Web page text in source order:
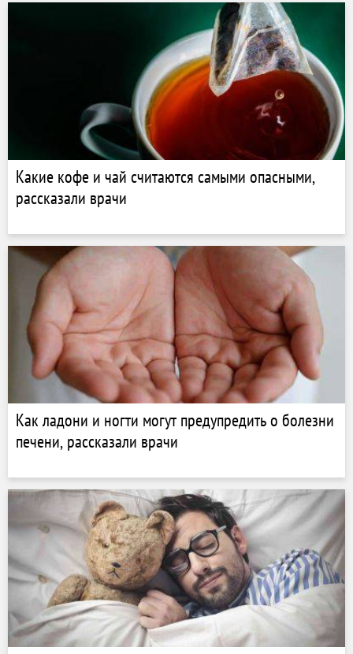
Какие кофе и чай считаются самыми опасными,
рассказали врачи
Как ладони и ногти могут предупредить о болезни
печени, рассказали врачи